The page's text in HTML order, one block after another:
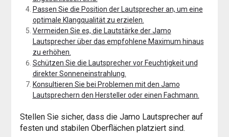
Passen Sie die Position der Lautsprecher an, um eine
optimale Klangqualität zu erzielen.
Vermeiden Sie es, die Lautstärke der Jamo
Lautsprecher über das empfohlene Maximum hinaus
zu erhöhen.
Schützen Sie die Lautsprecher vor Feuchtigkeit und
direkter Sonneneinstrahlung.
Konsultieren Sie bei Problemen mit den Jamo
Lautsprechern den Hersteller oder einen Fachmann.
Stellen Sie sicher, dass die Jamo Lautsprecher auf
festen und stabilen Oberflächen platziert sind.